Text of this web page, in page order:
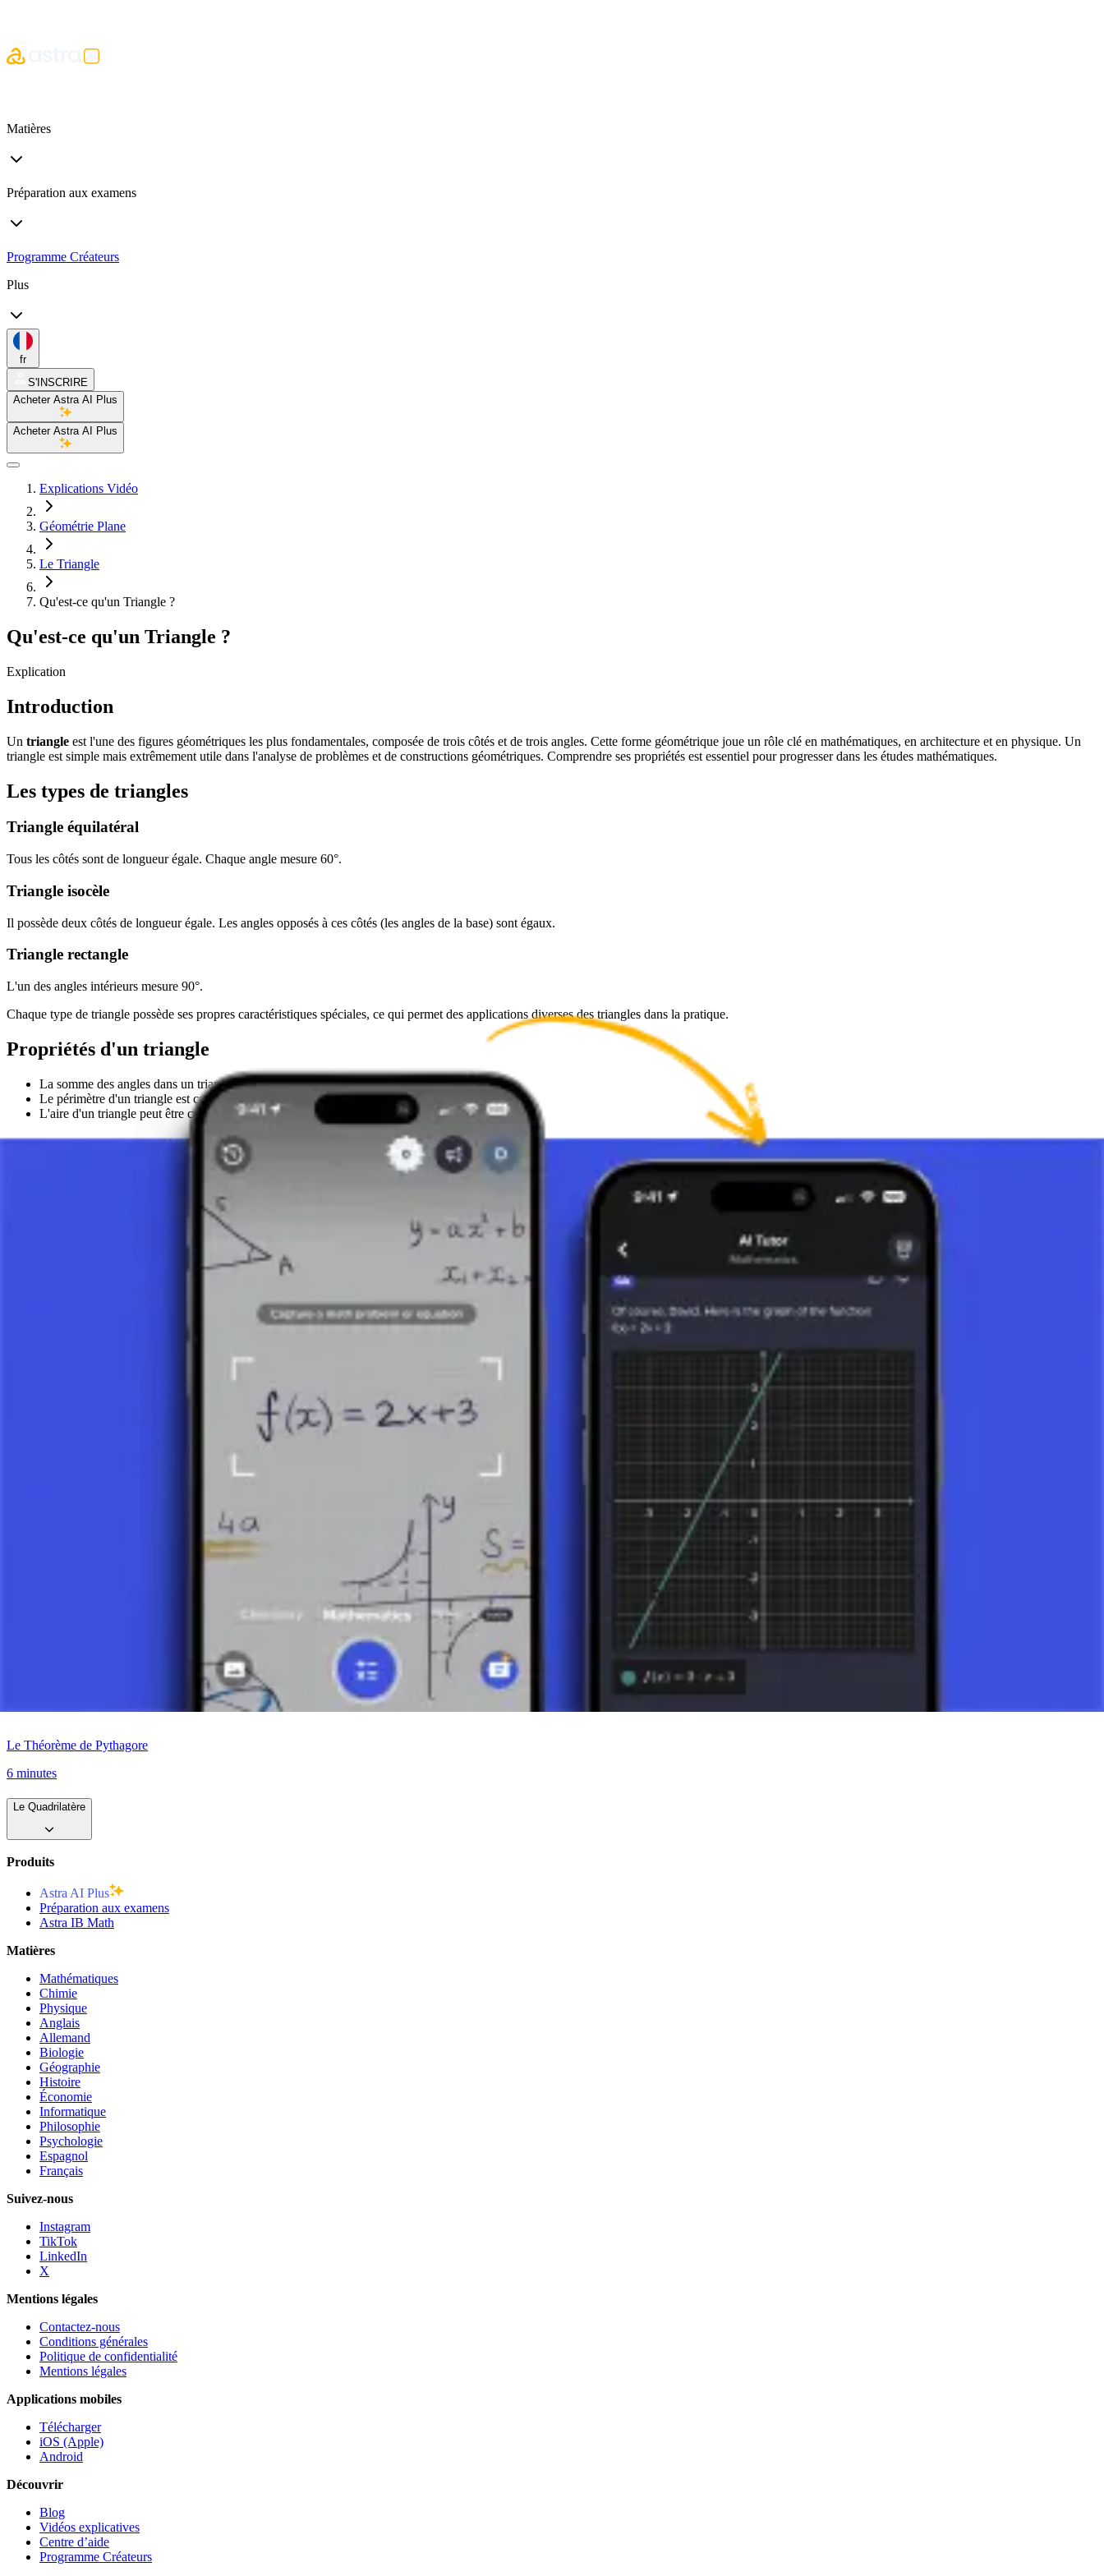
Matières
Préparation aux examens
Programme Créateurs
Plus
fr
S'INSCRIRE
Acheter Astra AI Plus
Acheter Astra AI Plus
Explications Vidéo
Géométrie Plane
Le Triangle
Qu'est-ce qu'un Triangle ?
Qu'est-ce qu'un Triangle ?
Explication
Introduction
Un triangle est l'une des figures géométriques les plus fondamentales, composée de trois côtés et de trois angles. Cette forme géométrique joue un rôle clé en mathématiques, en architecture et en physique. Un
triangle est simple mais extrêmement utile dans l'analyse de problèmes et de constructions géométriques. Comprendre ses propriétés est essentiel pour progresser dans les études mathématiques.
Les types de triangles
Triangle équilatéral
Tous les côtés sont de longueur égale. Chaque angle mesure 60°.
Triangle isocèle
Il possède deux côtés de longueur égale. Les angles opposés à ces côtés (les angles de la base) sont égaux.
Triangle rectangle
L'un des angles intérieurs mesure 90°.
Chaque type de triangle possède ses propres caractéristiques spéciales, ce qui permet des applications diverses des triangles dans la pratique.
Propriétés d'un triangle
La somme des angles dans un triangle est toujours égale à 180°.
Le périmètre d'un triangle est calculé comme la somme des longueurs des trois côtés.
L'aire d'un triangle peut être calculée de plusieurs manières, en fonction des données fournies.
Calcul de l'aire et du périmètre d'un triangle
Aire (A) = (base * hauteur) / 2
Le périmètre est calculé en additionnant simplement les longueurs des côtés :
Périmètre (P) = a + b + c (où a, b, et c sont les longueurs des côtés)
Utilisations pratiques du triangle
Le triangle est un élément de base en géométrie et a de larges applications dans divers domaines.
, les triangles sont utilisés dans l'analyse des forces et des composantes vectorielles, permettant de résoudre des problèmes tels que le calcul de la force ou de la tension dans différentes situations.
, les triangles sont importants pour la conception de structures stables, car une structure triangulaire offre force et stabilité dans des constructions comme les ponts ou les
Le triangle comme fondement de la géométrie
Le triangle est l'un des éléments de base de la géométrie. Comprendre ses propriétés et ses règles est crucial pour résoudre des problèmes plus complexes, tels que les calculs en trigonométrie, l'analyse de figures
géométriques et l'application du théorème de Pythagore. De plus, les triangles sont également utilisés dans la construction de nombreuses autres formes et structures géométriques.
Le triangle est une figure géométrique fondamentale avec de larges applications en mathématiques, en architecture, en ingénierie et en physique. Comprendre les différents types de triangles, le calcul de leur aire
et de leur périmètre, ainsi que leurs propriétés est crucial pour les élèves, les étudiants et les professionnels qui traitent des calculs géométriques et de l'utilisation pratique des triangles dans la vie quotidienne. Le
triangle reste l'une des formes les plus importantes dans le monde de la géométrie et de la science.
Le Théorème de Pythagore
6 minutes
Le Quadrilatère
Produits
Astra AI Plus
Préparation aux examens
Astra IB Math
Matières
Mathématiques
Chimie
Physique
Anglais
Allemand
Biologie
Géographie
Histoire
Économie
Informatique
Philosophie
Psychologie
Espagnol
Français
Suivez-nous
Instagram
TikTok
LinkedIn
X
Mentions légales
Contactez-nous
Conditions générales
Politique de confidentialité
Mentions légales
Applications mobiles
Télécharger
iOS (Apple)
Android
Découvrir
Blog
Vidéos explicatives
Centre d’aide
Programme Créateurs